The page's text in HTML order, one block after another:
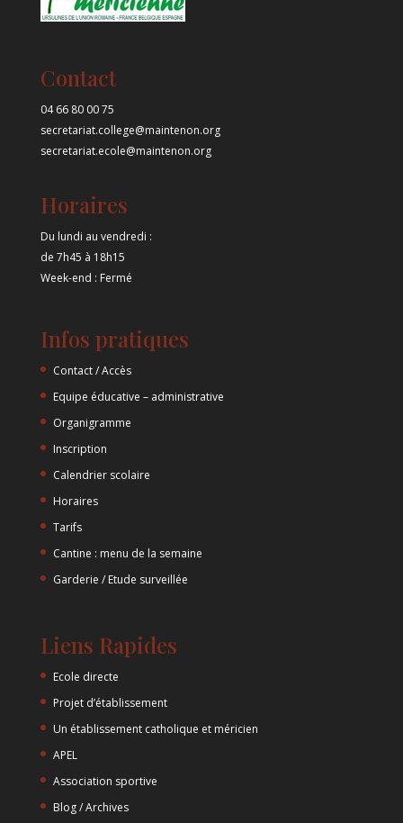
Contact
04 66 80 00 75
secretariat.college@maintenon.org
secretariat.ecole@maintenon.org
Horaires
Du lundi au vendredi :
de 7h45 à 18h15
Week-end : Fermé
Infos pratiques
Contact / Accès
Equipe éducative – administrative
Organigramme
Inscription
Calendrier scolaire
Horaires
Tarifs
Cantine : menu de la semaine
Garderie / Etude surveillée
Liens Rapides
Ecole directe
Projet d’établissement
Un établissement catholique et méricien
APEL
Association sportive
Blog / Archives